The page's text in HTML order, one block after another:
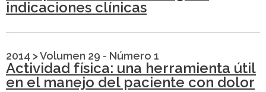
indicaciones clínicas
2014 >Volumen 29 - Número 1
Actividad física: una herramienta útil
en el manejo del paciente con dolor